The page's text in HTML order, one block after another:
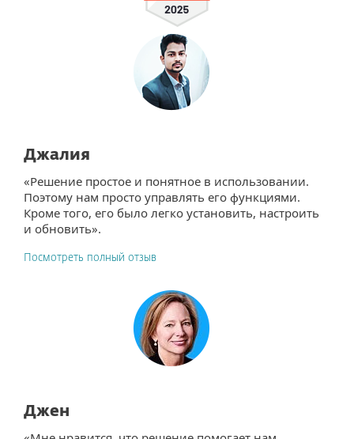
Джалия
«Решение простое и понятное в использовании.
Поэтому нам просто управлять его функциями.
Кроме того, его было легко установить, настроить
и обновить».
Посмотреть полный отзыв
Джен